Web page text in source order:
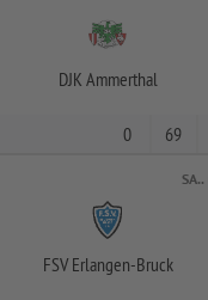
DJK Ammerthal
0 69
SA..
FSV Erlangen-Bruck